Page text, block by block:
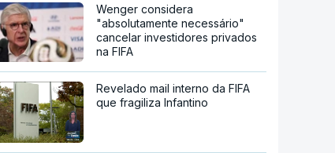
Wenger considera
"absolutamente necessário"
cancelar investidores privados
na FIFA
Revelado mail interno da FIFA
que fragiliza Infantino